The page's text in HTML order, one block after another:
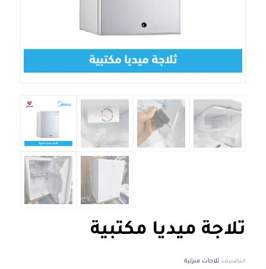
ثلاجة ميديا مكتبية
التصنيف: ثلاجات منزلية